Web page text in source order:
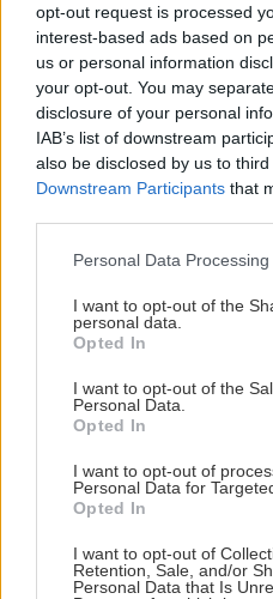
opt-out request is processed
interest-based ads based on
us or personal information
your opt-out. You may
disclosure of your personal
IAB’s list of downstream
also be disclosed by us to
Downstream Participants that
Please note that this website/
not limited to your visit or
grant or deny consent to
use your data for below
consent section.
Personal Data
I want to opt-out of the
personal data.
Opted In
I want to opt-out of the
Personal Data.
Opted In
I want to opt-out of
Personal Data for
Opted In
I want to opt-out of
Retention, Sale, and/or
Personal Data that Is
μες στο μυαλό μου.»
Συνεχίζουμε ακάθεκτοι
ατάκες βγαλμένες από
Εξυπνακίστικα με
κάποια πέραση στις πιο
περιπτώσεις
περίσσευαν για να
«Ωραίο φόρεμα... Θα
του δωματίου μου.»
ήταν αδύνατον να μη σε
«Μοιάζεις πάρα πολύ με